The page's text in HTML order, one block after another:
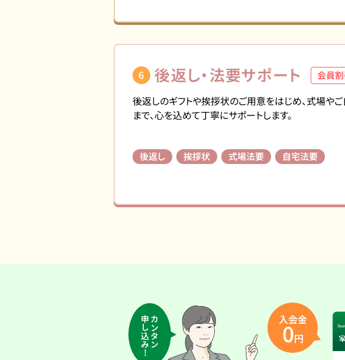
6 後返し・法要サポート 会員
後返しのギフトや挨拶状のご用意をはじめ、式場や
まで、心を込めて丁寧にサポートします。
後返し 挨拶状 式場法要 自宅法要
カンタン
申し込み! 入会金
0円